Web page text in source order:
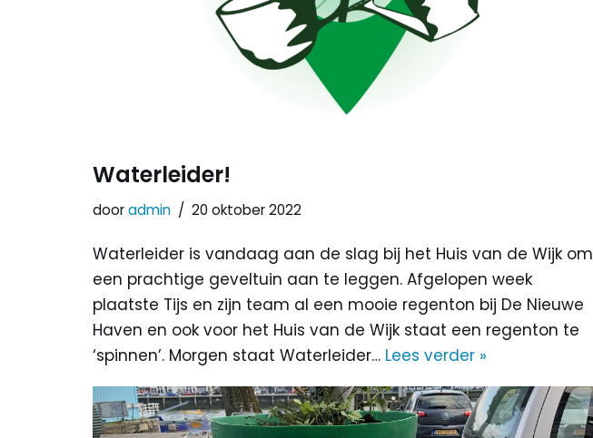
Waterleider!
dooradmin 20 oktober 2022
Waterleider is vandaag aan de slag bij het Huis van de Wijk om
een prachtige geveltuin aan te leggen. Afgelopen week
plaatste Tijs en zijn team al een mooie regenton bij De Nieuwe
Haven en ook voor het Huis van de Wijk staat een regenton te
‘spinnen’. Morgen staat Waterleider… Lees verder »